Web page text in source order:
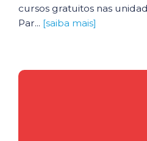
cursos gratuitos nas
Par... [saiba mais]